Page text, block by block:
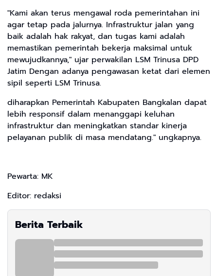
​"Kami akan terus mengawal roda pemerintahan ini
agar tetap pada jalurnya. Infrastruktur jalan yang
baik adalah hak rakyat, dan tugas kami adalah
memastikan pemerintah bekerja maksimal untuk
mewujudkannya," ujar perwakilan LSM Trinusa DPD
Jatim ​Dengan adanya pengawasan ketat dari elemen
sipil seperti LSM Trinusa.
diharapkan Pemerintah Kabupaten Bangkalan dapat
lebih responsif dalam menanggapi keluhan
infrastruktur dan meningkatkan standar kinerja
pelayanan publik di masa mendatang." ungkapnya.
Pewarta: MK
Editor: redaksi
Berita Terbaik